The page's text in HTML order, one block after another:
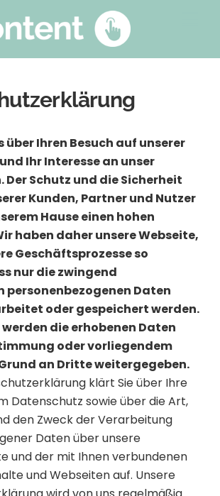
über Ihren Besuch auf unserer
Ihr Interesse an unser
Der Schutz und die Sicherheit
Kunden, Partner und Nutzer
Hause einen hohen
haben daher unsere Webseite,
Geschäftsprozesse so
nur die zwingend
personenbezogenen Daten
oder gespeichert werden.
die erhobenen Daten
oder vorliegendem
an Dritte weitergegeben.
klärt Sie über Ihre
Datenschutz sowie über die Art,
den Zweck der Verarbeitung
Daten über unsere
und der mit Ihnen verbundenen
und Webseiten auf. Unsere